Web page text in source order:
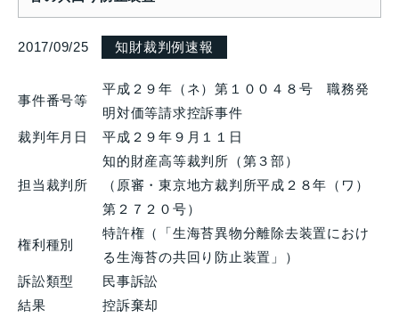
2017/09/25 知財裁判例速報
事件番号等
平成２９年（ネ）第１００４８号 職務発
明対価等請求控訴事件
裁判年月日
平成２９年９月１１日
担当裁判所
知的財産高等裁判所（第３部）
（原審・東京地方裁判所平成２８年（ワ）
第２７２０号）
権利種別
特許権（「生海苔異物分離除去装置におけ
る生海苔の共回り防止装置」）
訴訟類型
民事訴訟
結果
控訴棄却